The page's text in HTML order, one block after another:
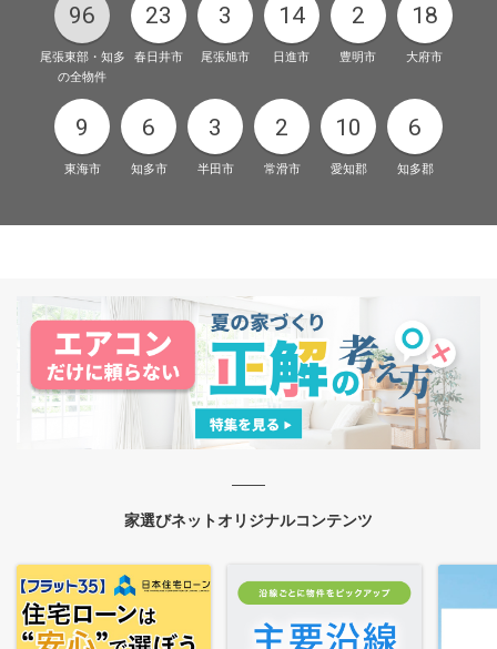
96
尾張東部・知多
の全物件
23
春日井市
3
尾張旭市
14
日進市
2
豊明市
18
大府市
9
東海市
6
知多市
3
半田市
2
常滑市
10
愛知郡
6
知多郡
家選びネットオリジナルコンテンツ